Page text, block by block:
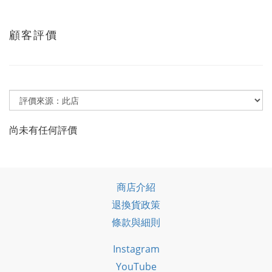
顧客評價
尚未有任何評價
商店介紹
退換貨政策
條款與細則
Instagram
YouTube